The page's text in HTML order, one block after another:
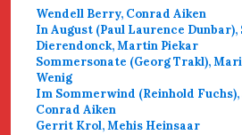
Wendell Berry, Conrad Aiken
In August (Paul Laurence Dunbar),
Dierendonck, Martin Piekar
Sommersonate (Georg Trakl),
Wenig
Im Sommerwind (Reinhold
Conrad Aiken
Gerrit Krol, Mehis Heinsaar